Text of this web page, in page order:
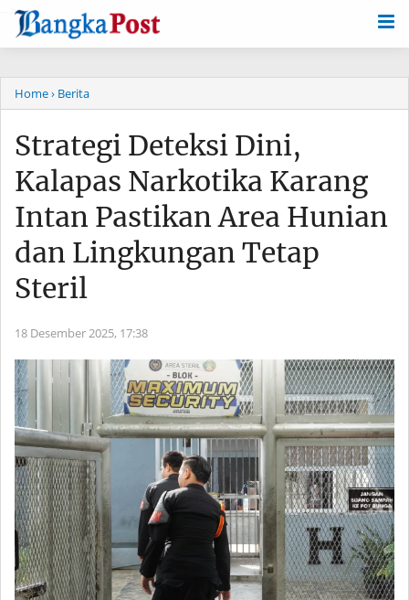
-->
Home› Berita
Strategi Deteksi Dini,
Kalapas Narkotika Karang
Intan Pastikan Area Hunian
dan Lingkungan Tetap
Steril
18 Desember 2025, 17:38